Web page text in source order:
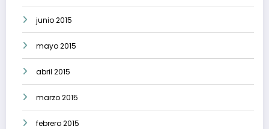
junio 2015
mayo 2015
abril 2015
marzo 2015
febrero 2015